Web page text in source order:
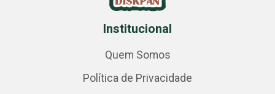
Institucional
Quem Somos
Política de Privacidade